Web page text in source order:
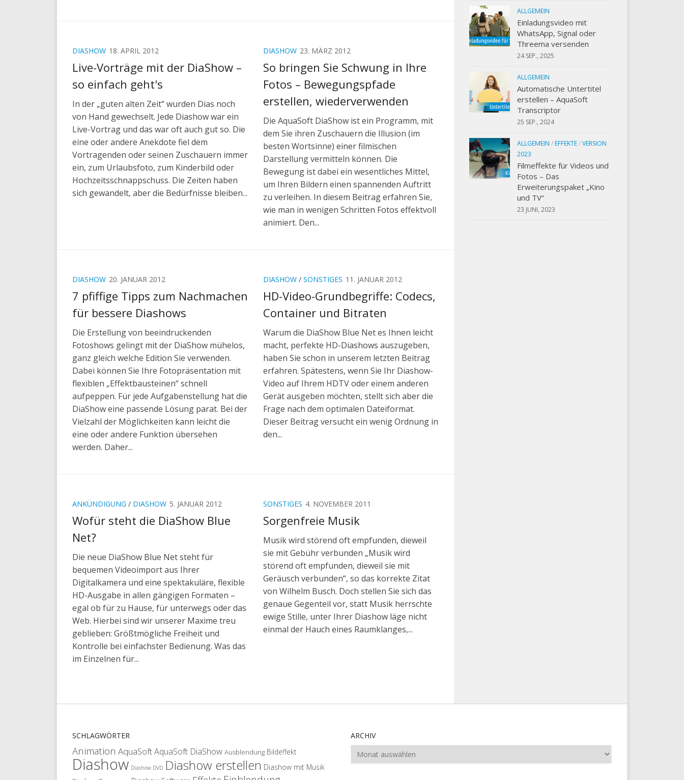
DIASHOW 18. APRIL 2012
Live-Vorträge mit der DiaShow –
so einfach geht's
In der „guten alten Zeit“ wurden Dias noch
von Hand gewechselt. Jede Diashow war ein
Live-Vortrag und das war oft auch gut so. Die
eine oder andere Anekdote fiel dem
Vortragenden oder seinen Zuschauern immer
ein, zum Urlaubsfoto, zum Kinderbild oder
Hochzeitsschnappschuss. Die Zeiten haben
sich gewandelt, aber die Bedürfnisse bleiben...
DIASHOW 23. MÄRZ 2012
So bringen Sie Schwung in Ihre
Fotos – Bewegungspfade
erstellen, wiederverwenden
Die AquaSoft DiaShow ist ein Programm, mit
dem Sie ihren Zuschauern die Illusion (im
besten Wortsinne) einer filmischen
Darstellung vermitteln können. Die
Bewegung ist dabei ein wesentliches Mittel,
um Ihren Bildern einen spannenden Auftritt
zu verleihen. In diesem Beitrag erfahren Sie,
wie man in wenigen Schritten Fotos effektvoll
animiert. Den...
DIASHOW 20. JANUAR 2012
7 pfiffige Tipps zum Nachmachen
für bessere Diashows
Die Erstellung von beeindruckenden
Fotoshows gelingt mit der DiaShow mühelos,
ganz gleich welche Edition Sie verwenden.
Dabei können Sie Ihre Fotopräsentation mit
flexiblen „Effektbausteinen“ schnell
aufpeppen. Für jede Aufgabenstellung hat die
DiaShow eine passende Lösung parat. Bei der
Vielzahl der Möglichkeiten kann leicht die
eine oder andere Funktion übersehen
werden. Daher...
DIASHOW / SONSTIGES 11. JANUAR 2012
HD-Video-Grundbegriffe: Codecs,
Container und Bitraten
Warum die DiaShow Blue Net es Ihnen leicht
macht, perfekte HD-Diashows auszugeben,
haben Sie schon in unserem letzten Beitrag
erfahren. Spätestens, wenn Sie Ihr Diashow-
Video auf Ihrem HDTV oder einem anderen
Gerät ausgeben möchten, stellt sich aber die
Frage nach dem optimalen Dateiformat.
Dieser Beitrag versucht ein wenig Ordnung in
den...
ANKÜNDIGUNG / DIASHOW 5. JANUAR 2012
Wofür steht die DiaShow Blue
Net?
Die neue DiaShow Blue Net steht für
bequemen Videoimport aus Ihrer
Digitalkamera und eine spektakuläre, flexible
HD-Ausgabe in allen gängigen Formaten –
egal ob für zu Hause, für unterwegs oder das
Web. Hierbei sind wir unserer Maxime treu
geblieben: Größtmögliche Freiheit und
Kontrolle bei einfachster Bedienung. Was das
im Einzelnen für...
SONSTIGES 4. NOVEMBER 2011
Sorgenfreie Musik
Musik wird störend oft empfunden, dieweil
sie mit Gebühr verbunden „Musik wird
störend oft empfunden, dieweil sie mit
Geräusch verbunden“, so das korrekte Zitat
von Wilhelm Busch. Doch stellen Sie sich das
genaue Gegenteil vor, statt Musik herrschte
ewige Stille, unter Ihrer Diashow läge nicht
einmal der Hauch eines Raumklanges,...
ALLGEMEIN
Einladungsvideo mit
WhatsApp, Signal oder
Threema versenden
24 SEP., 2025
ALLGEMEIN
Automatische Untertitel
erstellen – AquaSoft
Transcriptor
25 SEP., 2024
ALLGEMEIN / EFFEKTE/VERSION
2023
Filmeffekte für Videos und
Fotos – Das
Erweiterungspaket „Kino
und TV“
23 JUNI, 2023
SCHLAGWÖRTER
Animation AquaSoftAquaSoft DiaShow Ausblendung Bildeffekt
Diashow Diashow DVD Diashow erstellen Diashow mit Musik
ARCHIV
Archiv